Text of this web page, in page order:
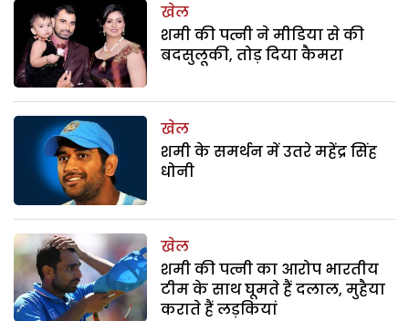
खेल
शमी की पत्नी ने मीडिया से की
बदसुलूकी, तोड़ दिया कैमरा
खेल
शमी के समर्थन में उतरे महेंद्र सिंह
धोनी
खेल
शमी की पत्नी का आरोप भारतीय
टीम के साथ घूमते हैं दलाल, मुहैया
कराते हैं लड़कियां